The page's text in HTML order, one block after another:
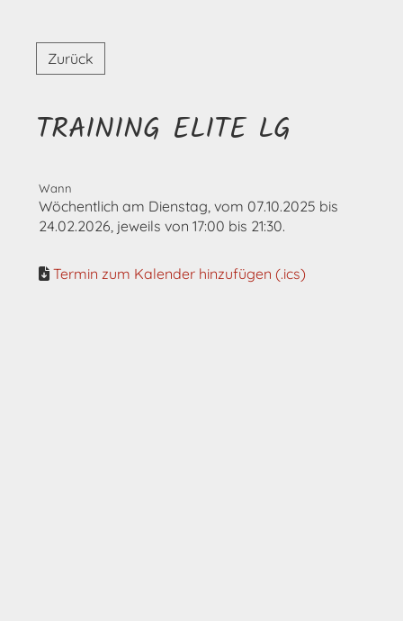
Zurück
TRAINING ELITE LG
Wann
Wöchentlich am Dienstag, vom 07.10.2025 bis
24.02.2026, jeweils von 17:00 bis 21:30.
Termin zum Kalender hinzufügen (.ics)